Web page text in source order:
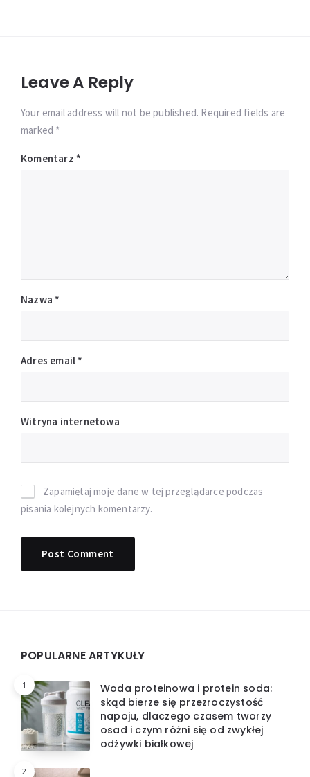
Leave A Reply
Your email address will not be published. Required fields are
marked *
Komentarz *
Nazwa *
Adres email *
Witryna internetowa
Zapamiętaj moje dane w tej przeglądarce podczas
pisania kolejnych komentarzy.
Widgets
POPULARNE ARTYKUŁY
1
Woda proteinowa i protein soda:
skąd bierze się przezroczystość
napoju, dlaczego czasem tworzy
osad i czym różni się od zwykłej
odżywki białkowej
2